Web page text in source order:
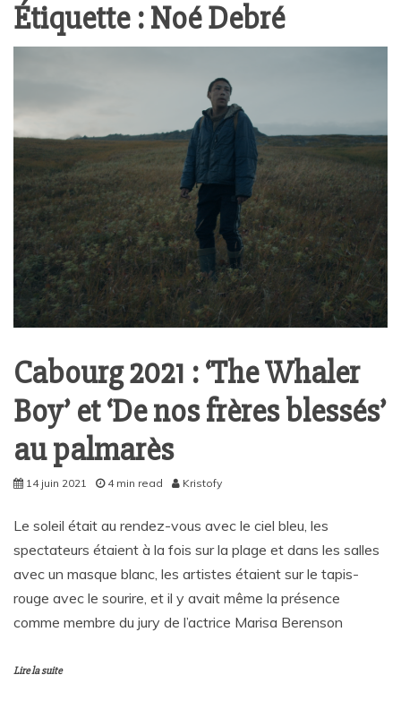
Étiquette :Noé Debré
Cabourg 2021 : ‘The Whaler
Boy’ et ‘De nos frères blessés’
au palmarès
14 juin 2021 4 min read Kristofy
Le soleil était au rendez-vous avec le ciel bleu, les
spectateurs étaient à la fois sur la plage et dans les salles
avec un masque blanc, les artistes étaient sur le tapis-
rouge avec le sourire, et il y avait même la présence
comme membre du jury de l’actrice Marisa Berenson
Lire la suite